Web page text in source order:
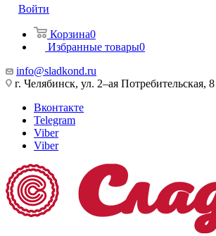
Войти
Корзина0
Избранные товары0
info@sladkond.ru
г. Челябинск, ул. 2–ая Потребительская, 8
Вконтакте
Telegram
Viber
Viber